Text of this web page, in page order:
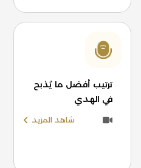
ترتيب أفضل ما يُذبح
في الهدي
شاهد المزيد